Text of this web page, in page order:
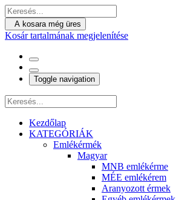
A kosara még üres
Kosár tartalmának megjelenítése
Toggle navigation
Kezdőlap
KATEGÓRIÁK
Emlékérmék
Magyar
MNB emlékérme
MÉE emlékérem
Aranyozott érmek